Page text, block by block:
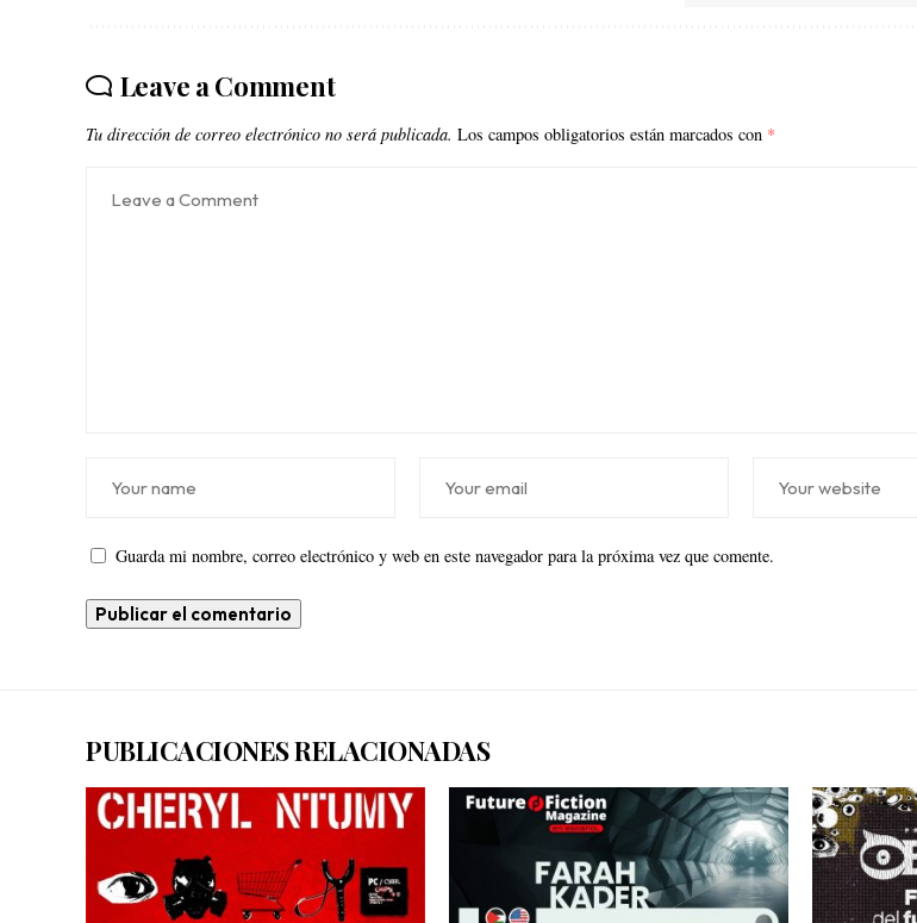
Leave a Comment
Tu dirección de correo electrónico no será publicada. Los campos obligatorios están marcados con *
Guarda mi nombre, correo electrónico y web en este navegador para la próxima vez que comente.
PUBLICACIONES RELACIONADAS